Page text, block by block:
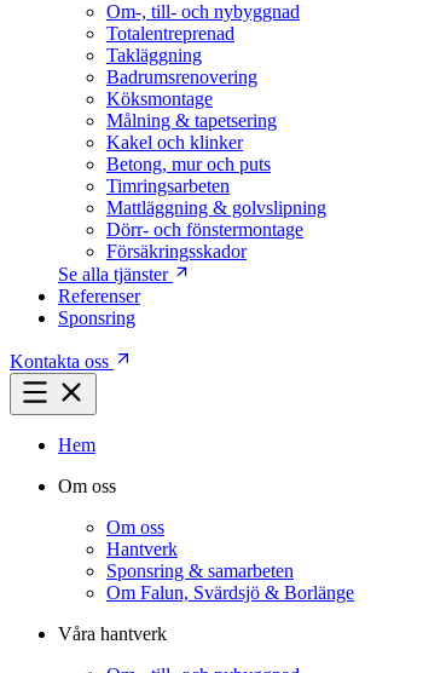
Om-, till- och nybyggnad
Totalentreprenad
Takläggning
Badrumsrenovering
Köksmontage
Målning & tapetsering
Kakel och klinker
Betong, mur och puts
Timringsarbeten
Mattläggning & golvslipning
Dörr- och fönstermontage
Försäkringsskador
Se alla tjänster
Referenser
Sponsring
Kontakta oss
Hem
Om oss
Om oss
Hantverk
Sponsring & samarbeten
Om Falun, Svärdsjö & Borlänge
Våra hantverk